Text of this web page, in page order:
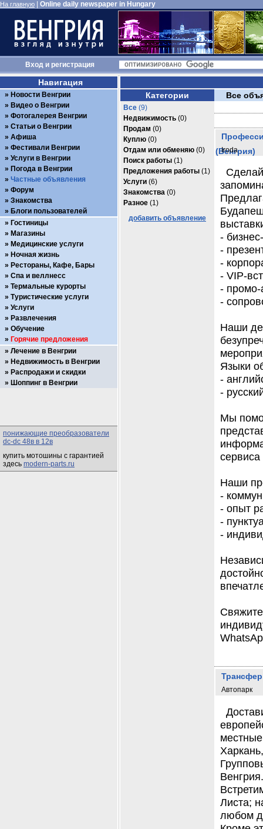
На главную Online daily newspaper in Hungary
Входи регистрация
Категории
Все (9)
Недвижимость (0)
Продам (0)
Куплю (0)
Отдам или обменяю (0)
Поиск работы (1)
Предложения работы (1)
Услуги (6)
Знакомства (0)
Разное (1)
добавить объявление
Все
(Венгрия)
Iroda
-
-
-
- VIP-
- промо-
-
Наши
Языки
-
-
Мы
Наши
-
- опыт
-
-
Автопарк
Венгрия.
Листа;
любом
Навигация
Новости Венгрии
Видео о Венгрии
Фотогалерея Венгрии
Статьи о Венгрии
Афиша
Фестивали Венгрии
Услуги в Венгрии
Погода в Венгрии
Частные объявления
Форум
Знакомства
Блоги пользователей
Гостиницы
Магазины
Медицинские услуги
Ночная жизнь
Рестораны, Кафе, Бары
Спа и веллнесс
Термальные курорты
Туристические услуги
Услуги
Развлечения
Обучение
Горячие предложения
Лечение в Венгрии
Недвижимость в Венгрии
Распродажи и скидки
Шоппинг в Венгрии
понижающие преобразователи
dc-dc 48в в 12в
купить мотошины с гарантией
здесь modern-parts.ru